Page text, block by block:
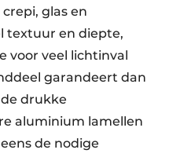
glas en
textuur en diepte,
voor veel lichtinval
garandeert dan
drukke
aluminium lamellen
de nodige